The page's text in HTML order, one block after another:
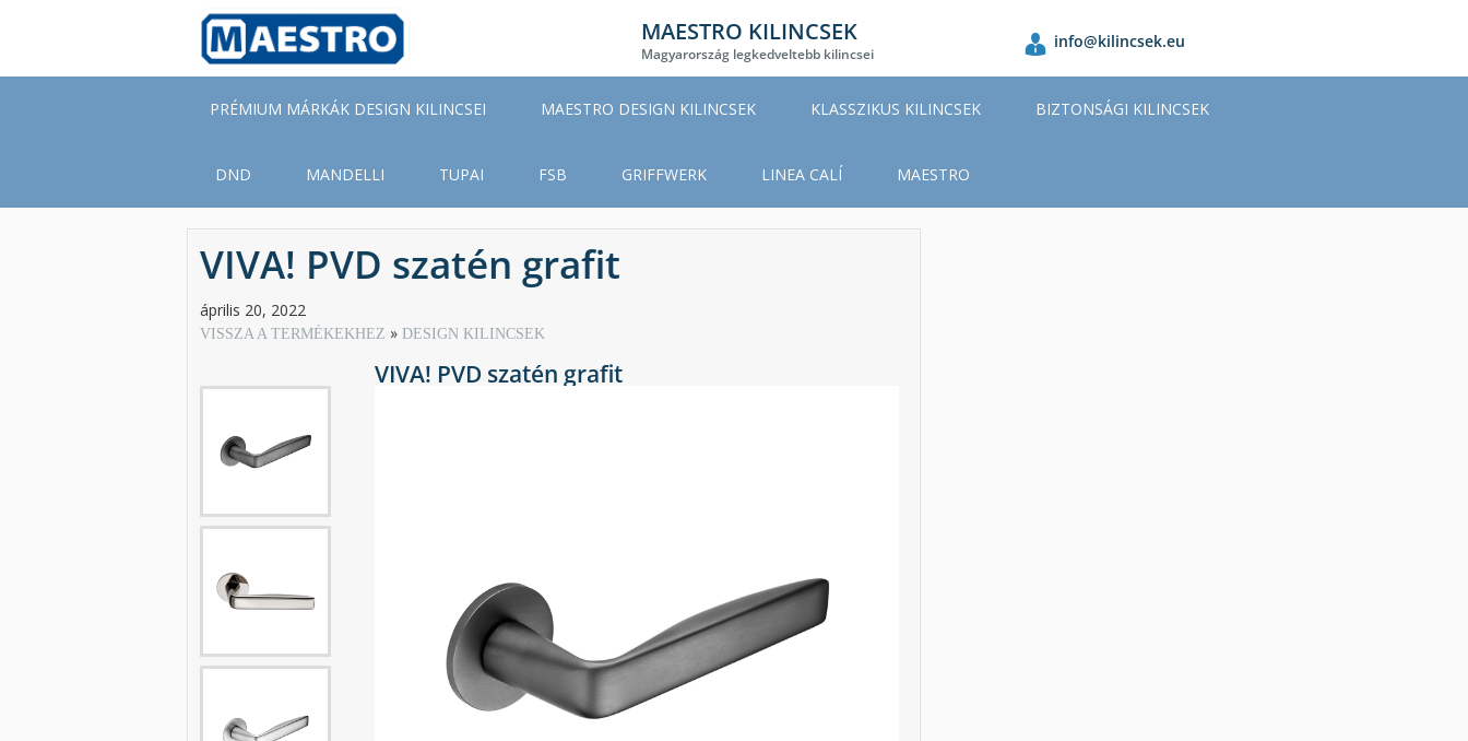
content
MAESTRO KILINCSEK
Magyarország legkedveltebb kilincsei
info@kilincsek.eu
PRÉMIUM MÁRKÁK DESIGN KILINCSEI MAESTRO DESIGN KILINCSEK KLASSZIKUS KILINCSEK BIZTONSÁGI KILINCSEK
DND MANDELLI TUPAI FSB GRIFFWERK LINEA CALÍ MAESTRO
VIVA! PVD szatén grafit
április 20, 2022
VISSZA A TERMÉKEKHEZ DESIGN KILINCSEK
VIVA! PVD szatén grafit